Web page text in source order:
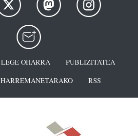
LEGE OHARRA
PUBLIZITATEA
HARREMANETARAKO RSS